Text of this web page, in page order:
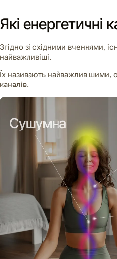
Які енергетичні
Згідно зі східними вченнями,
найважливіші.
Їх називають найважливішими,
каналів.